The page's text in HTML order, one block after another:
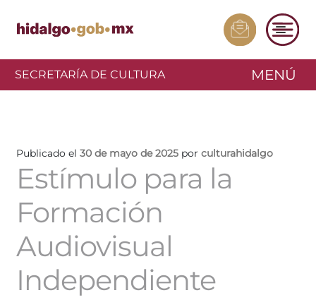
SECRETARÍA DE CULTURA MENÚ
Publicado el 30 de mayo de 2025 por culturahidalgo
Estímulo para la
Formación
Audiovisual
Independiente